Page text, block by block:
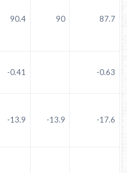
90.4 90 87.7
-0.41 -0.63
-13.9 -13.9 -17.6